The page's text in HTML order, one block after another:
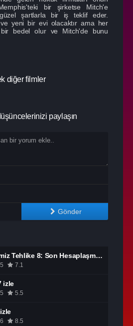
bir şirketse Mitch'e
şartlarla bir iş teklif eder.
yeni bir evi olacaktır ama her
bir bedel olur ve Mitch'de bunu
diğer filmler
paylaşın
Gönder
Görevimiz Tehlike 8: Son Hesaplaşma izle
7.1
izle
5.5
8.5